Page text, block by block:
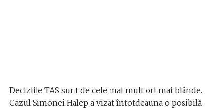
Deciziile TAS sunt de cele mai mult ori mai blânde.
Cazul Simonei Halep a vizat întotdeauna o posibilă